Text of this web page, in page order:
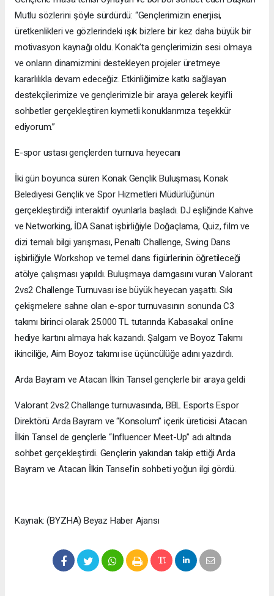
Mutlu sözlerini şöyle sürdürdü: “Gençlerimizin enerjisi,
üretkenlikleri ve gözlerindeki ışık bizlere bir kez daha büyük bir
motivasyon kaynağı oldu. Konak’ta gençlerimizin sesi olmaya
ve onların dinamizmini destekleyen projeler üretmeye
kararlılıkla devam edeceğiz. Etkinliğimize katkı sağlayan
destekçilerimize ve gençlerimizle bir araya gelerek keyifli
sohbetler gerçekleştiren kıymetli konuklarımıza teşekkür
ediyorum.”
E-spor ustası gençlerden turnuva heyecanı
İki gün boyunca süren Konak Gençlik Buluşması, Konak
Belediyesi Gençlik ve Spor Hizmetleri Müdürlüğünün
gerçekleştirdiği interaktif oyunlarla başladı. DJ eşliğinde Kahve
ve Networking, İDA Sanat işbirliğiyle Doğaçlama, Quiz, film ve
dizi temalı bilgi yarışması, Penaltı Challenge, Swing Dans
işbirliğiyle Workshop ve temel dans figürlerinin öğretileceği
atölye çalışması yapıldı. Buluşmaya damgasını vuran Valorant
2vs2 Challenge Turnuvası ise büyük heyecan yaşattı. Sıkı
çekişmelere sahne olan e-spor turnuvasının sonunda C3
takımı birinci olarak 25.000 TL tutarında Kabasakal online
hediye kartını almaya hak kazandı. ⁠Şalgam ve Boyoz Takımı
ikinciliğe, ⁠Aim Boyoz takımı ise üçüncülüğe adını yazdırdı.
Arda Bayram ve Atacan İlkin Tansel gençlerle bir araya geldi
Valorant 2vs2 Challange turnuvasında, BBL Esports Espor
Direktörü Arda Bayram ve “Konsolum” içerik üreticisi Atacan
İlkin Tansel de gençlerle “Influencer Meet-Up” adı altında
sohbet gerçekleştirdi. Gençlerin yakından takip ettiği Arda
Bayram ve Atacan İlkin Tansel’in sohbeti yoğun ilgi gördü.
Kaynak: (BYZHA) Beyaz Haber Ajansı